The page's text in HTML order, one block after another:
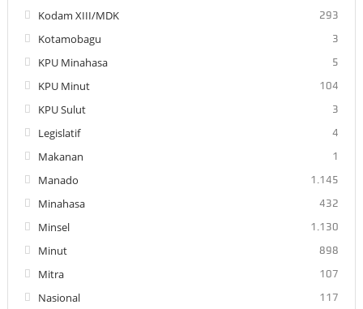
Kodam XIII/MDK 293
Kotamobagu 3
KPU Minahasa 5
KPU Minut 104
KPU Sulut 3
Legislatif 4
Makanan 1
Manado 1.145
Minahasa 432
Minsel 1.130
Minut 898
Mitra 107
Nasional 117